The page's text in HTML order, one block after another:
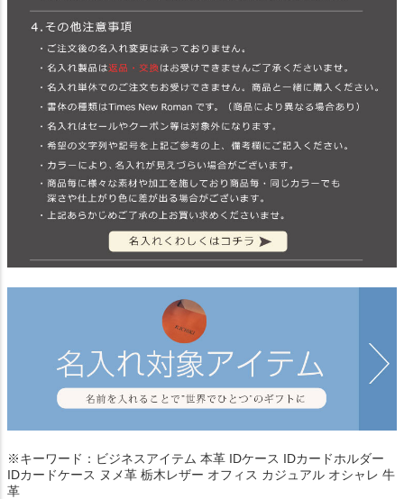
※キーワード：ビジネスアイテム 本革 IDケース IDカードホルダー
IDカードケース ヌメ革 栃木レザー オフィス カジュアル オシャレ 牛
革